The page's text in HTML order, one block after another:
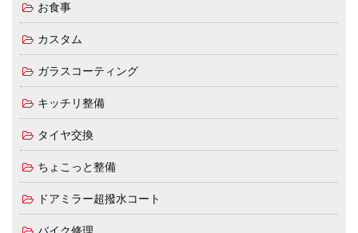
お食事
カスタム
ガラスコーティング
キッチリ整備
タイヤ交換
ちょこっと整備
ドアミラー超撥水コート